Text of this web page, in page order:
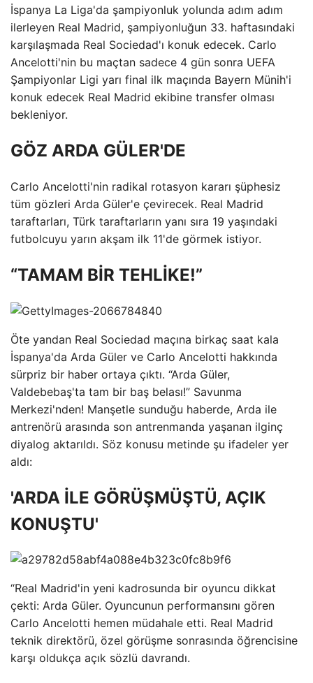
İspanya La Liga'da şampiyonluk yolunda adım adım
ilerleyen Real Madrid, şampiyonluğun 33. haftasındaki
karşılaşmada Real Sociedad'ı konuk edecek. Carlo
Ancelotti'nin bu maçtan sadece 4 gün sonra UEFA
Şampiyonlar Ligi yarı final ilk maçında Bayern Münih'i
konuk edecek Real Madrid ekibine transfer olması
bekleniyor.
GÖZ ARDA GÜLER'DE
Carlo Ancelotti'nin radikal rotasyon kararı şüphesiz
tüm gözleri Arda Güler'e çevirecek. Real Madrid
taraftarları, Türk taraftarların yanı sıra 19 yaşındaki
futbolcuyu yarın akşam ilk 11'de görmek istiyor.
“TAMAM BİR TEHLİKE!”
Öte yandan Real Sociedad maçına birkaç saat kala
İspanya'da Arda Güler ve Carlo Ancelotti hakkında
sürpriz bir haber ortaya çıktı. “Arda Güler,
Valdebebaş'ta tam bir baş belası!” Savunma
Merkezi'nden! Manşetle sunduğu haberde, Arda ile
antrenörü arasında son antrenmanda yaşanan ilginç
diyalog aktarıldı. Söz konusu metinde şu ifadeler yer
aldı:
'ARDA İLE GÖRÜŞMÜŞTÜ, AÇIK
KONUŞTU'
“Real Madrid'in yeni kadrosunda bir oyuncu dikkat
çekti: Arda Güler. Oyuncunun performansını gören
Carlo Ancelotti hemen müdahale etti. Real Madrid
teknik direktörü, özel görüşme sonrasında öğrencisine
karşı oldukça açık sözlü davrandı.